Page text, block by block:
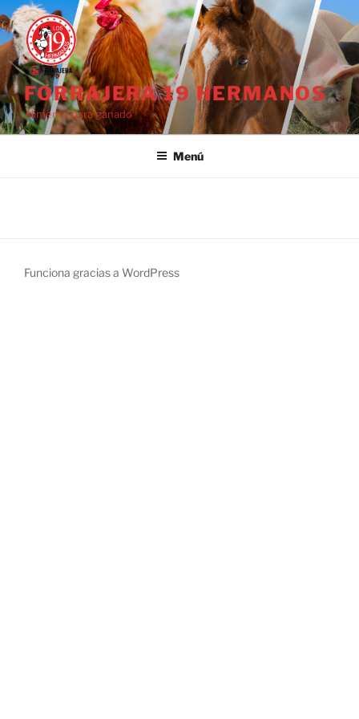
Saltar
al
contenido
FORRAJERA 19 HERMANOS
Alimento para ganado
Menú
Funciona gracias a WordPress